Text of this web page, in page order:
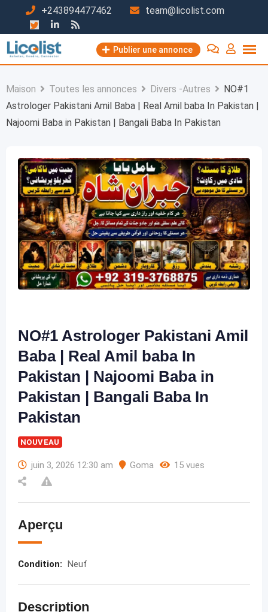
contenu
+243894477462 team@licolist.com
Publier une annonce
Maison Toutes les annonces Divers -Autres
NO#1
Astrologer Pakistani Amil Baba | Real Amil baba In Pakistan |
Najoomi Baba in Pakistan | Bangali Baba In Pakistan
NO#1 Astrologer Pakistani Amil
Baba | Real Amil baba In
Pakistan | Najoomi Baba in
Pakistan | Bangali Baba In
Pakistan
NOUVEAU
juin 3, 2026 12:30 am Goma 15 vues
Aperçu
Condition: Neuf
Description